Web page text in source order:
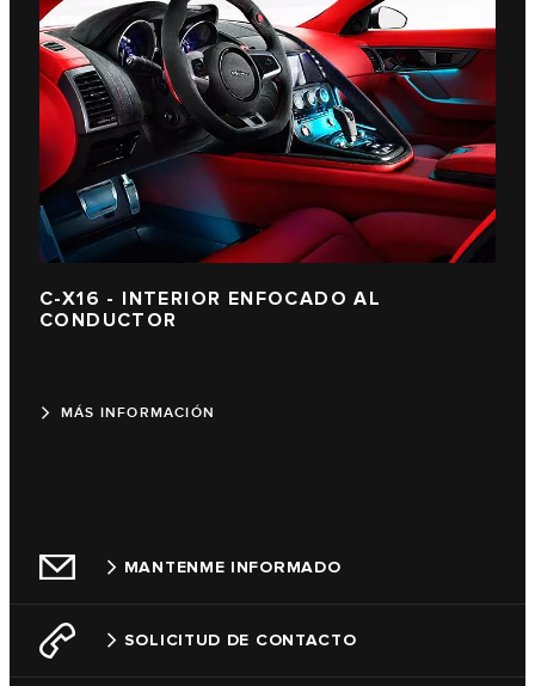
C-X16 - INTERIOR ENFOCADO AL
CONDUCTOR
MÁS INFORMACIÓN
MANTENME INFORMADO
SOLICITUD DE CONTACTO